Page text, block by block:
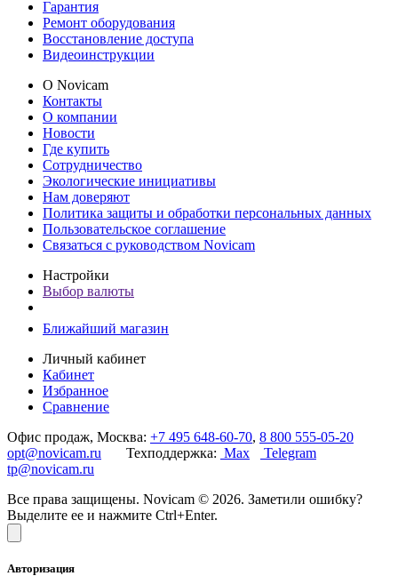
Гарантия
Ремонт оборудования
Восстановление доступа
Видеоинструкции
О Novicam
Контакты
О компании
Новости
Где купить
Сотрудничество
Экологические инициативы
Нам доверяют
Политика защиты и обработки персональных данных
Пользовательское соглашение
Связаться с руководством Novicam
Настройки
Выбор валюты
Ближайший магазин
Личный кабинет
Кабинет
Избранное
Сравнение
Офис продаж, Москва: +7 495 648-60-70, 8 800 555-05-20
opt@novicam.ru Техподдержка: Max
Telegram
tp@novicam.ru
Все права защищены. Novicam © 2026. Заметили ошибку?
Выделите ее и нажмите Ctrl+Enter.
Авторизация